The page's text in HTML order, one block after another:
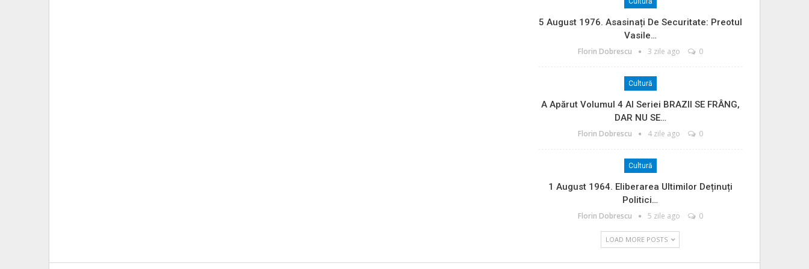
5 August 1976. Asasinați De Securitate: Preotul
Vasile…
Florin Dobrescu 3 zile ago 0
Cultură
A Apărut Volumul 4 Al Seriei BRAZII SE FRÂNG,
DAR NU SE…
Florin Dobrescu 4 zile ago 0
Cultură
1 August 1964. Eliberarea Ultimilor Deținuți
Politici…
Florin Dobrescu 5 zile ago 0
LOAD MORE POSTS